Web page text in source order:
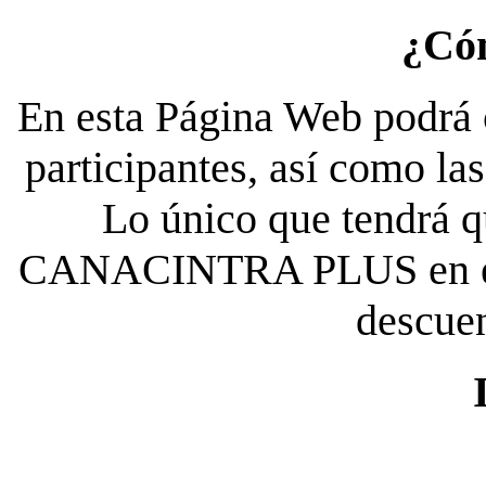
En esta Página Web
participantes, así como
Lo único que tendrá
CANACINTRA PLUS en